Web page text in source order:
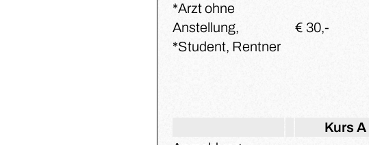
*Arzt ohne
Anstellung,
*Student, Rentner
€ 30,-
Kurs A